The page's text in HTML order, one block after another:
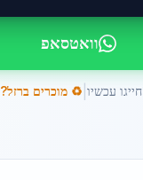
וואטסאפ
חייגו עכשיו ♻️ מוכרים ברזל?